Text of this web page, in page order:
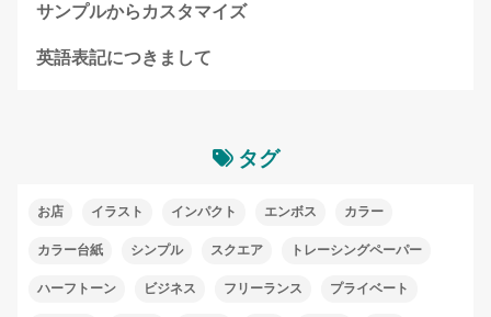
サンプルからカスタマイズ
英語表記につきまして
タグ
お店 イラスト インパクト エンボス カラー
カラー台紙 シンプル スクエア トレーシングペーパー
ハーフトーン ビジネス フリーランス プライベート